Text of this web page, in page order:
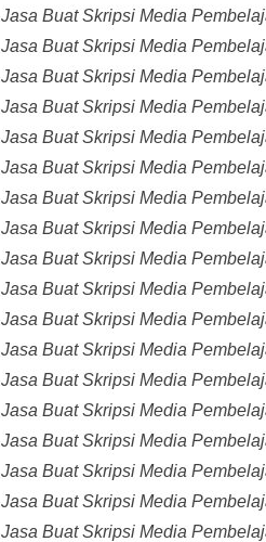
Jasa Buat Skripsi Media
Jasa Buat Skripsi Media
Jasa Buat Skripsi Media
Jasa Buat Skripsi Media
Jasa Buat Skripsi Media
Jasa Buat Skripsi Media
Jasa Buat Skripsi Media
Jasa Buat Skripsi Media
Jasa Buat Skripsi Media
Jasa Buat Skripsi Media
Jasa Buat Skripsi Media
Jasa Buat Skripsi Media
Jasa Buat Skripsi Media
Jasa Buat Skripsi Media
Jasa Buat Skripsi Media
Jasa Buat Skripsi Media
Jasa Buat Skripsi Media
Jasa Buat Skripsi Media